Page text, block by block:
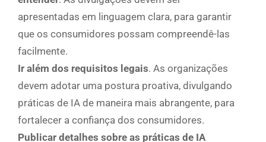
apresentadas em linguagem clara, para garantir
que os consumidores possam compreendê-las
facilmente.
Ir além dos requisitos legais. As organizações
devem adotar uma postura proativa, divulgando
práticas de IA de maneira mais abrangente, para
fortalecer a confiança dos consumidores.
Publicar detalhes sobre as práticas de IA